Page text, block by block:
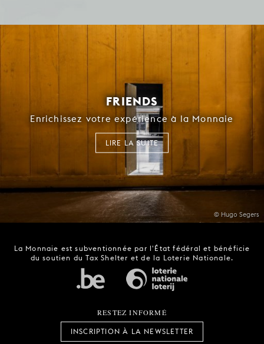
© Hugo Segers
FRIENDS
Enrichissez votre expérience à la Monnaie
LIRE LA SUITE
La Monnaie est subventionnée par l'État fédéral et bénéficie
du soutien du Tax Shelter et de la Loterie Nationale.
RESTEZ INFORMÉ
INSCRIPTION À LA NEWSLETTER